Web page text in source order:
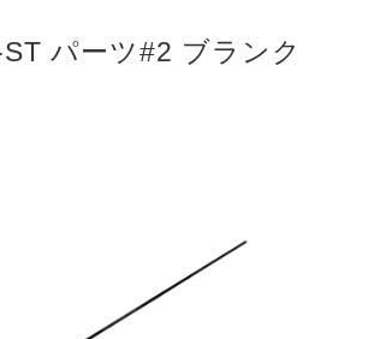
パーツ#2 ブランク